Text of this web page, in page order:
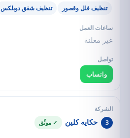
تنظيف فلل وقصور تنظيف شقق دوبلكس
غير معلنة
واتساب
3 حكايه كلين ✓ موثّق